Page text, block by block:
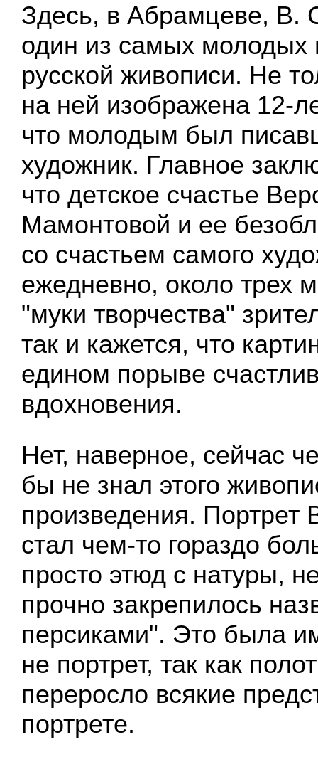
Здесь, в Абрамцеве, В.
один из самых молодых
русской живописи. Не
на ней изображена 12-
что молодым был
художник. Главное
что детское счастье
Мамонтовой и ее
со счастьем самого
ежедневно, около трех
"муки творчества"
так и кажется, что
едином порыве
вдохновения.
Нет, наверное, сейчас
бы не знал этого
произведения. Портрет
стал чем-то гораздо
просто этюд с натуры,
прочно закрепилось
персиками". Это была
не портрет, так как
переросло всякие
портрете.